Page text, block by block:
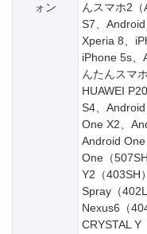
ォン
んスマホ2
S7、
Xperia 8、
iPhone 5s、
んたんスマ
HUAWEI
S4、
One X2、
Android
One（
Y2（403SH
Spray（
Nexus6（
CRYSTAL Y